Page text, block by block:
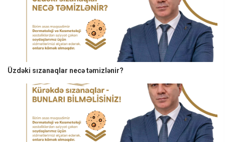
Üzdəki sızanaqlar necə təmizlənir?